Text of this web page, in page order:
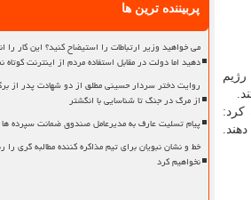
این رژیم
کرد:
پربیننده ترین ها
می خواهید وزیر ارتباطات را استیضاح کنید؟ این کار را
دهید اما دولت در مقابل استفاده مردم از اینترنت کوتاه
روایت دختر سردار حسینی مطلق از دو شهادت پدر از
از مرگ در جنگ تا شناسایی با انگشتر
پیام تسلیت عارف به مدیرعامل صندوق ضمانت سپرده ها
خط و نشان نبویان برای تیم مذاکره کننده مطالبه گری را
نخواهیم کرد